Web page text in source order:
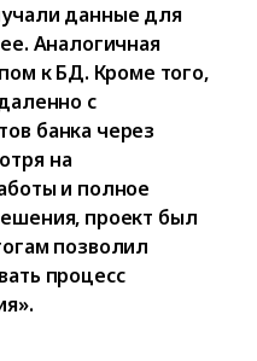
данные для
Аналогичная
к БД. Кроме того,
с
банка через
на
и полное
проект был
позволил
процесс